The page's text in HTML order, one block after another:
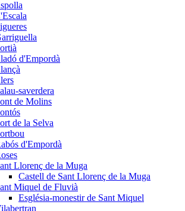
d'Empordà
saverdera
de Molins
de la Selva
d'Empordà
Llorenç de la Muga
Castell de Sant Llorenç de la Muga
Miquel de Fluvià
Església-monestir de Sant Miquel